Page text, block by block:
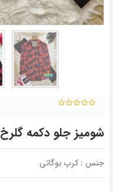
شومیز جلو دکمه گلرخ
جنس : کرپ بوگاتی